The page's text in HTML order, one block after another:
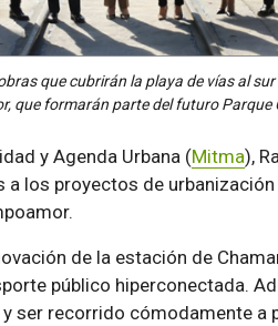
que cubrirán la playa de vías al
que formarán parte del futuro Parque
y Agenda Urbana (Mitma),
los proyectos de
de la estación de
público hiperconectada.
ser recorrido cómodamente a